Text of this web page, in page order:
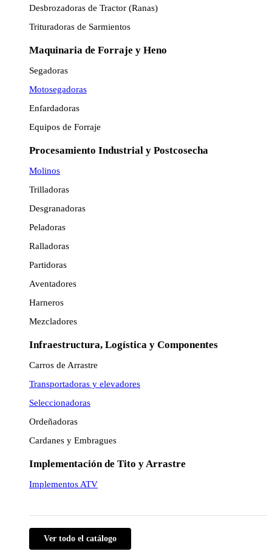
Desbrozadoras de Tractor (Ranas)
Trituradoras de Sarmientos
Maquinaria de Forraje y Heno
Segadoras
Motosegadoras
Enfardadoras
Equipos de Forraje
Procesamiento Industrial y Postcosecha
Molinos
Trilladoras
Desgranadoras
Peladoras
Ralladoras
Partidoras
Aventadores
Harneros
Mezcladores
Infraestructura, Logística y Componentes
Carros de Arrastre
Transportadoras y elevadores
Seleccionadoras
Ordeñadoras
Cardanes y Embragues
Implementación de Tito y Arrastre
Implementos ATV
Ver todo el catálogo